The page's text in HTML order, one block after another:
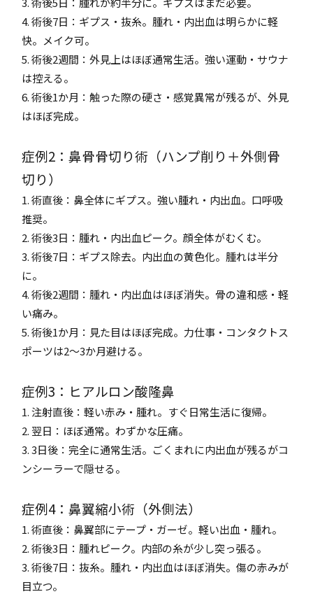
4. 術後7日：ギプス・抜糸。腫れ・内出血は明らかに軽
快。メイク可。
5. 術後2週間：外見上はほぼ通常生活。強い運動・サウナ
は控える。
6. 術後1か月：触った際の硬さ・感覚異常が残るが、外見
はほぼ完成。
症例2：鼻骨骨切り術（ハンプ削り＋外側骨
切り）
1. 術直後：鼻全体にギプス。強い腫れ・内出血。口呼吸
推奨。
2. 術後3日：腫れ・内出血ピーク。顔全体がむくむ。
3. 術後7日：ギプス除去。内出血の黄色化。腫れは半分
に。
4. 術後2週間：腫れ・内出血はほぼ消失。骨の違和感・軽
い痛み。
5. 術後1か月：見た目はほぼ完成。力仕事・コンタクトス
ポーツは2～3か月避ける。
症例3：ヒアルロン酸隆鼻
1. 注射直後：軽い赤み・腫れ。すぐ日常生活に復帰。
2. 翌日：ほぼ通常。わずかな圧痛。
3. 3日後：完全に通常生活。ごくまれに内出血が残るがコ
ンシーラーで隠せる。
症例4：鼻翼縮小術（外側法）
1. 術直後：鼻翼部にテープ・ガーゼ。軽い出血・腫れ。
2. 術後3日：腫れピーク。内部の糸が少し突っ張る。
3. 術後7日：抜糸。腫れ・内出血はほぼ消失。傷の赤みが
目立つ。